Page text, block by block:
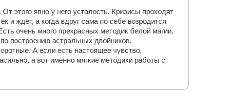
этого явно у него усталость. Кризисы проходят
и ждёт, а когда вдруг сама по себе возродится
очень много прекрасных методик белой магии,
построению астральных двойников,
А если есть настоящее чувство,
а вот именно мягкие методики работы с